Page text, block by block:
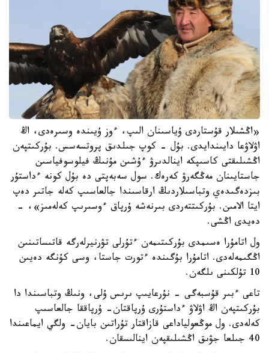
«اڭشىلار قۇستاردى ۇياسىنان الىپ، ءوز ۇيىندە وسىرەدى، اڭ
اۋلاۋعا دايىندايدى. بۇل - كوپ جىلدىق پروتسەسس. بۇركىتپەن
اڭشىلىقتى كاسىپكە اينالدىرۋ ءۇشىن مۇنىڭ فيلوسوفياسىن
جاستايىنان مەڭگەرۋ كەرەك. سول سەبەپتى دە بۇل كونە ءداستۇر
بىزدەگىدەي وتباسىلاردىڭ ارقاسىندا جالعاسىپ كەلە جاتىر دەپ
ايتا الامىن. بۇركىتتەردى بىرنەشە ۇرپاق ءوسىرىپ كەلەمىز»، -
دەيدى اڭشى.
ول اتامۇرا ەسىمدى بۇركىتىمەن ءتۇرلى تۋرنيرلەرگە قاتىساتىنىن
اڭگىمەلەدى. اتامۇرا بۇگىندە ءتورت جاستا، وسى كۇنگە دەيىن
10 تۇلكىنى ىلگەن.
تاعى ءبىر قۇسبەگى - نۇرعايىپ ىرىس ۇلى، ونىڭ وتباسىندا دا
بۇركىتپەن اڭ اۋلاۋ ءداستۇرى ۇرپاقتان- ۇرپاققا جالعاسىپ
كەلەدى. ول موڭعولياداعى قازاقتار تۇراتىن بايان- ولگي ايماعىندا
40 جىلعا جۋىق اڭشىلىقپەن اينالىسقان.